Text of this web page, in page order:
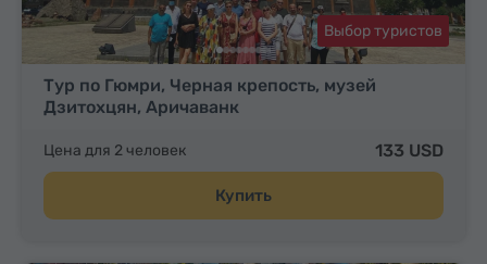
Тур по Гюмри, Черная крепость, музей
Дзитохцян, Аричаванк
Выбор туристов
Цена для 2 человек 133 USD
Купить